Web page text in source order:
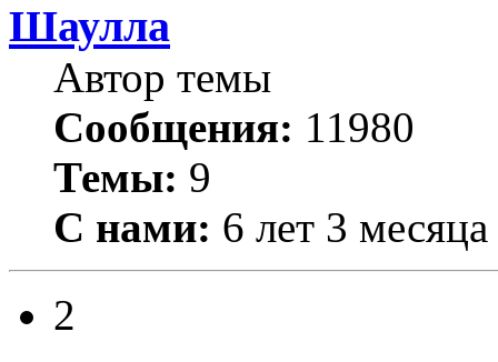
Шаулла
Автор темы
Сообщения: 11980
Темы: 9
С нами: 6 лет 3 месяца
2